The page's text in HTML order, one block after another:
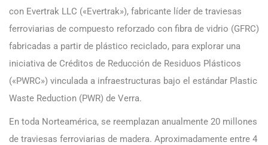
con Evertrak LLC («Evertrak»), fabricante líder de traviesas
ferroviarias de compuesto reforzado con fibra de vidrio (GFRC)
fabricadas a partir de plástico reciclado, para explorar una
iniciativa de Créditos de Reducción de Residuos Plásticos
(«PWRC») vinculada a infraestructuras bajo el estándar Plastic
Waste Reduction (PWR) de Verra.
En toda Norteamérica, se reemplazan anualmente 20 millones
de traviesas ferroviarias de madera. Aproximadamente entre 4